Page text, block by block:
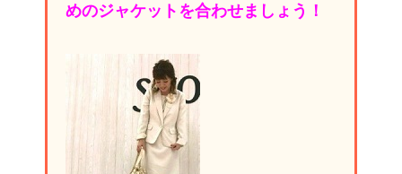
めのジャケットを合わせましょう！